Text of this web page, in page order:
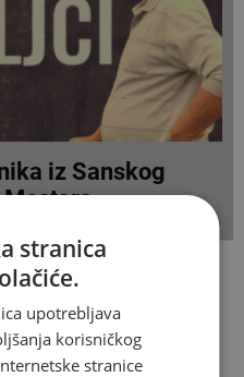
iz Sanskog
Mostara
je navesti
izvor te dodati
stranica
upotrebljava
korisničkog
stranice